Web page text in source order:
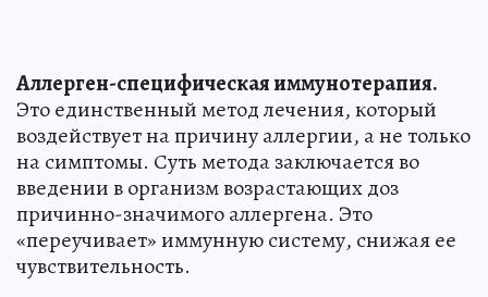
Аллерген-специфическая иммунотерапия.
Это единственный метод лечения, который
воздействует на причину аллергии, а не только
на симптомы. Суть метода заключается во
введении в организм возрастающих доз
причинно-значимого аллергена. Это
«переучивает» иммунную систему, снижая ее
чувствительность.